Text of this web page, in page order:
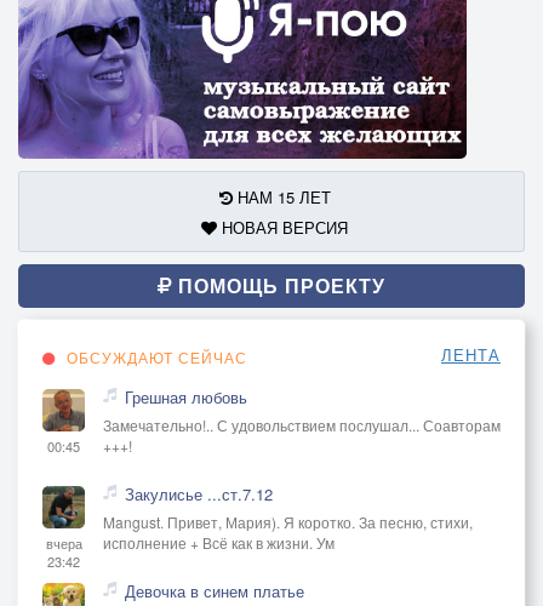
НАМ 15 ЛЕТ
НОВАЯ ВЕРСИЯ
ПОМОЩЬ ПРОЕКТУ
ОБСУЖДАЮТ СЕЙЧАС ЛЕНТА
00:45
Грешная любовь
Замечательно!.. С удовольствием послушал... Соавторам
+++!
вчера
23:42
Закулисье ...ст.7.12
Mangust. Привет, Мария). Я коротко. За песню, стихи,
исполнение + Всё как в жизни. Ум
Девочка в синем платье